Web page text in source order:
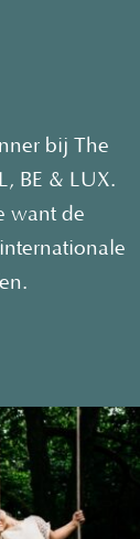
bij The
BE & LUX.
want de